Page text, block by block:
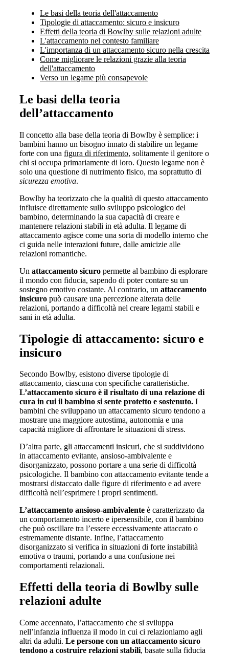
Le basi della teoria dell'attaccamento
Tipologie di attaccamento: sicuro e insicuro
Effetti della teoria di Bowlby sulle relazioni adulte
L'attaccamento nel contesto familiare
L'importanza di un attaccamento sicuro nella crescita
Come migliorare le relazioni grazie alla teoria
dell'attaccamento
Verso un legame più consapevole
Le basi della teoria
dell’attaccamento
Il concetto alla base della teoria di Bowlby è semplice: i
bambini hanno un bisogno innato di stabilire un legame
forte con una figura di riferimento, solitamente il genitore o
chi si occupa primariamente di loro. Questo legame non è
solo una questione di nutrimento fisico, ma soprattutto di
sicurezza emotiva.
Bowlby ha teorizzato che la qualità di questo attaccamento
influisce direttamente sullo sviluppo psicologico del
bambino, determinando la sua capacità di creare e
mantenere relazioni stabili in età adulta. Il legame di
attaccamento agisce come una sorta di modello interno che
ci guida nelle interazioni future, dalle amicizie alle
relazioni romantiche.
Un attaccamento sicuro permette al bambino di esplorare
il mondo con fiducia, sapendo di poter contare su un
sostegno emotivo costante. Al contrario, un attaccamento
insicuro può causare una percezione alterata delle
relazioni, portando a difficoltà nel creare legami stabili e
sani in età adulta.
Tipologie di attaccamento: sicuro e
insicuro
Secondo Bowlby, esistono diverse tipologie di
attaccamento, ciascuna con specifiche caratteristiche.
L’attaccamento sicuro è il risultato di una relazione di
cura in cui il bambino si sente protetto e sostenuto. I
bambini che sviluppano un attaccamento sicuro tendono a
mostrare una maggiore autostima, autonomia e una
capacità migliore di affrontare le situazioni di stress.
D’altra parte, gli attaccamenti insicuri, che si suddividono
in attaccamento evitante, ansioso-ambivalente e
disorganizzato, possono portare a una serie di difficoltà
psicologiche. Il bambino con attaccamento evitante tende a
mostrarsi distaccato dalle figure di riferimento e ad avere
difficoltà nell’esprimere i propri sentimenti.
L’attaccamento ansioso-ambivalente è caratterizzato da
un comportamento incerto e ipersensibile, con il bambino
che può oscillare tra l’essere eccessivamente attaccato o
estremamente distante. Infine, l’attaccamento
disorganizzato si verifica in situazioni di forte instabilità
emotiva o traumi, portando a una confusione nei
comportamenti relazionali.
Effetti della teoria di Bowlby sulle
relazioni adulte
Come accennato, l’attaccamento che si sviluppa
nell’infanzia influenza il modo in cui ci relazioniamo agli
altri da adulti. Le persone con un attaccamento sicuro
tendono a costruire relazioni stabili, basate sulla fiducia